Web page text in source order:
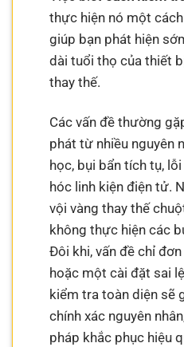
thực hiện nó một
giúp bạn phát hiện
dài tuổi thọ của thiết
thay thế.
Các vấn đề thường
phát từ nhiều nguyên
học, bụi bẩn tích tụ,
hóc linh kiện điện tử.
vội vàng thay thế
không thực hiện các
Đôi khi, vấn đề chỉ
hoặc một cài đặt sai
kiểm tra toàn diện sẽ
chính xác nguyên
pháp khắc phục hiệu